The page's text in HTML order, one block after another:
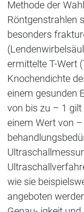
Methode der
Röntgenstrahlen
besonders
ermittelte T-Wert
Knochendichte
einem gesunden
von bis zu – 1
einem Wert von
wie sie
angeboten